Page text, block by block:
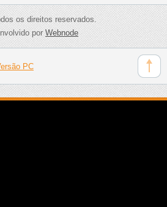
os direitos reservados.
porWebnode
PC